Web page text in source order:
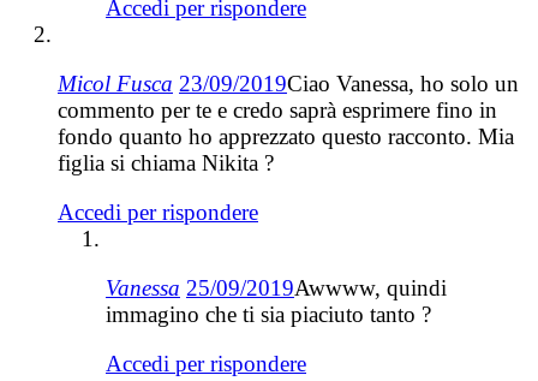
Accedi per rispondere
Micol Fusca 23/09/2019Ciao Vanessa, ho solo un
commento per te e credo saprà esprimere fino in
fondo quanto ho apprezzato questo racconto. Mia
figlia si chiama Nikita ?
Accedi per rispondere
Vanessa 25/09/2019Awwww, quindi
immagino che ti sia piaciuto tanto ?
Accedi per rispondere